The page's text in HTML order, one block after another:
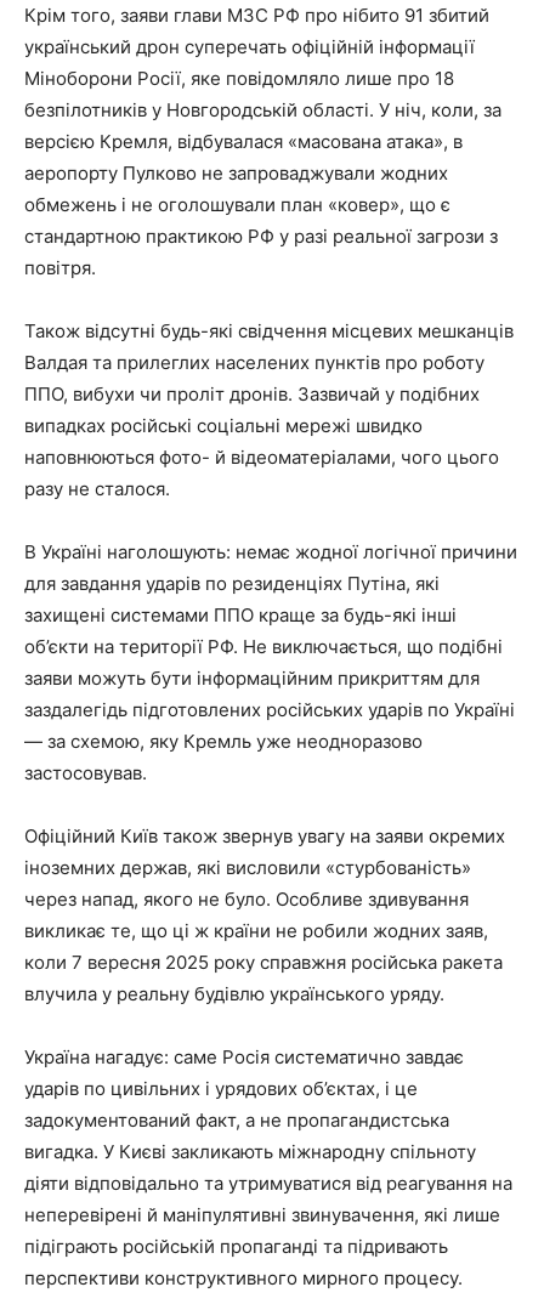
Крім того, заяви глави МЗС РФ про нібито 91 збитий
український дрон суперечать офіційній інформації
Міноборони Росії, яке повідомляло лише про 18
безпілотників у Новгородській області. У ніч, коли, за
версією Кремля, відбувалася «масована атака», в
аеропорту Пулково не запроваджували жодних
обмежень і не оголошували план «ковер», що є
стандартною практикою РФ у разі реальної загрози з
повітря.
Також відсутні будь-які свідчення місцевих мешканців
Валдая та прилеглих населених пунктів про роботу
ППО, вибухи чи проліт дронів. Зазвичай у подібних
випадках російські соціальні мережі швидко
наповнюються фото- й відеоматеріалами, чого цього
разу не сталося.
В Україні наголошують: немає жодної логічної причини
для завдання ударів по резиденціях Путіна, які
захищені системами ППО краще за будь-які інші
об’єкти на території РФ. Не виключається, що подібні
заяви можуть бути інформаційним прикриттям для
заздалегідь підготовлених російських ударів по Україні
— за схемою, яку Кремль уже неодноразово
застосовував.
Офіційний Київ також звернув увагу на заяви окремих
іноземних держав, які висловили «стурбованість»
через напад, якого не було. Особливе здивування
викликає те, що ці ж країни не робили жодних заяв,
коли 7 вересня 2025 року справжня російська ракета
влучила у реальну будівлю українського уряду.
Україна нагадує: саме Росія систематично завдає
ударів по цивільних і урядових об’єктах, і це
задокументований факт, а не пропагандистська
вигадка. У Києві закликають міжнародну спільноту
діяти відповідально та утримуватися від реагування на
неперевірені й маніпулятивні звинувачення, які лише
підіграють російській пропаганді та підривають
перспективи конструктивного мирного процесу.